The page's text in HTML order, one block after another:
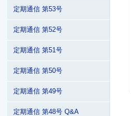
定期通信 第53号
定期通信 第52号
定期通信 第51号
定期通信 第50号
定期通信 第49号
定期通信 第48号 Q&A